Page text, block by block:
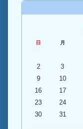
日 月
2
3
9
10
16
17
23
24
30
31